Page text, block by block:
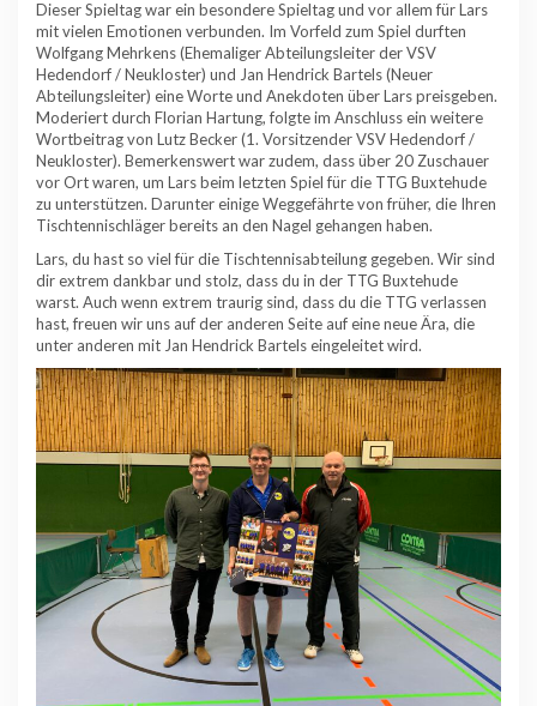
Dieser Spieltag war ein besondere Spieltag und vor allem für Lars
mit vielen Emotionen verbunden. Im Vorfeld zum Spiel durften
Wolfgang Mehrkens (Ehemaliger Abteilungsleiter der VSV
Hedendorf / Neukloster) und Jan Hendrick Bartels (Neuer
Abteilungsleiter) eine Worte und Anekdoten über Lars preisgeben.
Moderiert durch Florian Hartung, folgte im Anschluss ein weitere
Wortbeitrag von Lutz Becker (1. Vorsitzender VSV Hedendorf /
Neukloster). Bemerkenswert war zudem, dass über 20 Zuschauer
vor Ort waren, um Lars beim letzten Spiel für die TTG Buxtehude
zu unterstützen. Darunter einige Weggefährte von früher, die Ihren
Tischtennischläger bereits an den Nagel gehangen haben.
Lars, du hast so viel für die Tischtennisabteilung gegeben. Wir sind
dir extrem dankbar und stolz, dass du in der TTG Buxtehude
warst. Auch wenn extrem traurig sind, dass du die TTG verlassen
hast, freuen wir uns auf der anderen Seite auf eine neue Ära, die
unter anderen mit Jan Hendrick Bartels eingeleitet wird.